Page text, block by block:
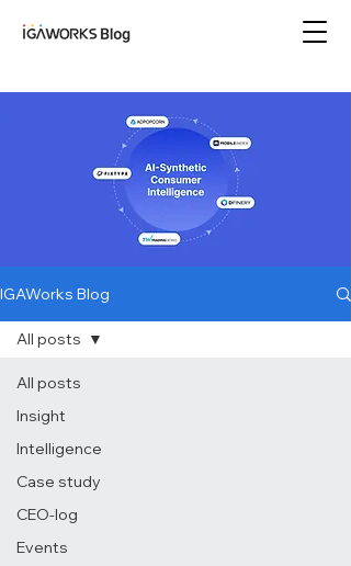
IGAWorks Blog
All posts
Insight
Intelligence
Case study
CEO-log
Events
All posts